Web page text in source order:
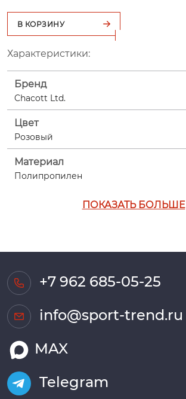
В КОРЗИНУ
Характеристики:
Бренд
Chacott Ltd.
Цвет
Розовый
Материал
Полипропилен
ПОКАЗАТЬ БОЛЬШЕ
+7 962 685-05-25
info@sport-trend.ru
MAX
Telegram